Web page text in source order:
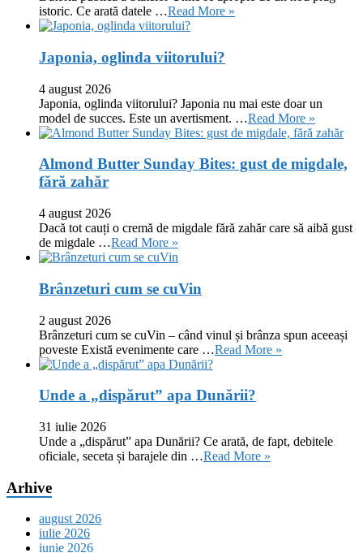
istoric. Ce arată datele …Read More »
Japonia, oglinda viitorului?
4 august 2026
Japonia, oglinda viitorului? Japonia nu mai este doar un
model de succes. Este un avertisment. …Read More »
Almond Butter Sunday Bites: gust de migdale,
fără zahăr
4 august 2026
Dacă tot cauți o cremă de migdale fără zahăr care să aibă gust
de migdale …Read More »
Brânzeturi cum se cuVin
2 august 2026
Brânzeturi cum se cuVin – când vinul și brânza spun aceeași
poveste Există evenimente care …Read More »
Unde a „dispărut” apa Dunării?
31 iulie 2026
Unde a „dispărut” apa Dunării? Ce arată, de fapt, debitele
oficiale, seceta și barajele din …Read More »
Arhive
august 2026
iulie 2026
iunie 2026